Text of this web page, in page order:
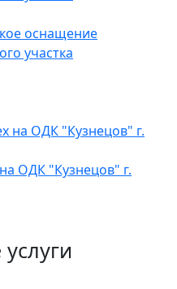
из фанеры
оснащение
участка
ОДК "Кузнецов" г.